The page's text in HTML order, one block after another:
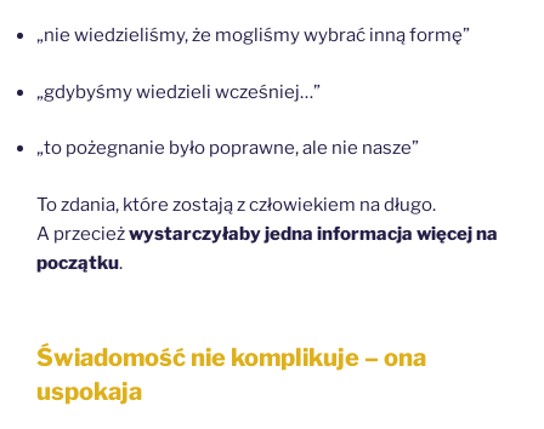
„nie wiedzieliśmy, że mogliśmy wybrać inną formę”
„gdybyśmy wiedzieli wcześniej…”
„to pożegnanie było poprawne, ale nie nasze”
To zdania, które zostają z człowiekiem na długo.
A przecieżwystarczyłaby jedna informacja więcej na
początku.
Świadomość nie komplikuje – ona
uspokaja